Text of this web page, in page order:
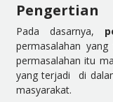
Pengertian
Pada dasarnya,
permasalahan
permasalahan itu
yang terjadi di
masyarakat.